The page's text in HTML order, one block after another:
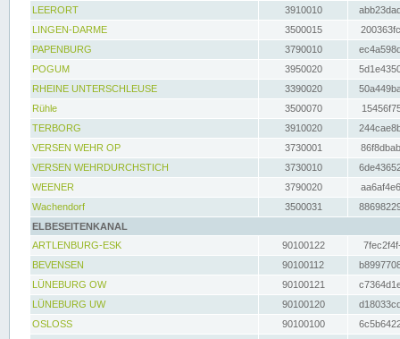
LEERORT
3910010
LINGEN-DARME
3500015
PAPENBURG
3790010
POGUM
3950020
RHEINE UNTERSCHLEUSE
3390020
Rühle
3500070
TERBORG
3910020
VERSEN WEHR OP
3730001
VERSEN WEHRDURCHSTICH
3730010
WEENER
3790020
Wachendorf
3500031
ELBESEITENKANAL
ARTLENBURG-ESK
90100122
BEVENSEN
90100112
LÜNEBURG OW
90100121
LÜNEBURG UW
90100120
OSLOSS
90100100